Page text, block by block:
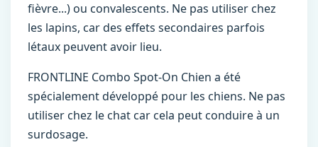
fièvre...) ou convalescents. Ne pas utiliser chez
les lapins, car des effets secondaires parfois
létaux peuvent avoir lieu.
FRONTLINE Combo Spot-On Chien a été
spécialement développé pour les chiens. Ne pas
utiliser chez le chat car cela peut conduire à un
surdosage.